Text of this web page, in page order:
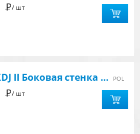
Р/ шт
Arta KDJ II Боковая стенка 323 левая, стекло прозрачное, хром POL
Р/ шт